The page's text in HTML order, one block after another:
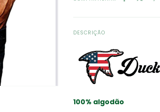
DESCRIÇÃO
100% algodão